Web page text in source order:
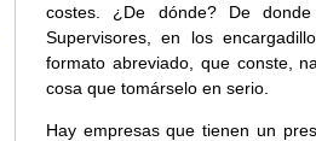
costes. ¿De dónde? De
Supervisores, en los
formato abreviado, que conste,
cosa que tomárselo en serio.
Hay empresas que tienen un